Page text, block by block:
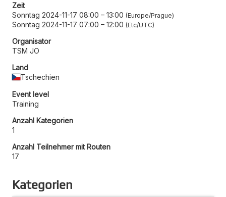
Zeit
Sonntag 2024-11-17 08:00 – 13:00 Europe/Prague
Sonntag 2024-11-17 07:00 – 12:00 Etc/UTC
Organisator
TSM JO
Land
Tschechien
Event level
Training
Anzahl Kategorien
1
Anzahl Teilnehmer mit Routen
17
Kategorien